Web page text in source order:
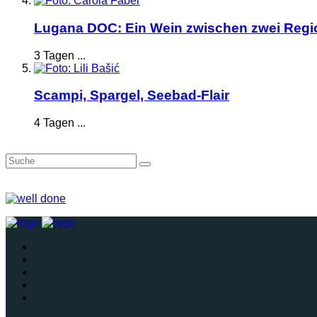
Lugana DOC: Ein Wein zwischen zwei
3 Tagen ...
Scampi, Spargel, Seebad-Flair
4 Tagen ...